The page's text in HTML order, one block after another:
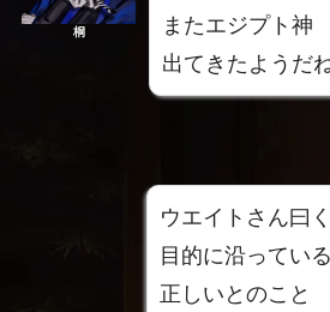
桐
またエジプト神
出てきたようだ
ウエイトさん曰く
目的に沿ってい
正しいとのこと